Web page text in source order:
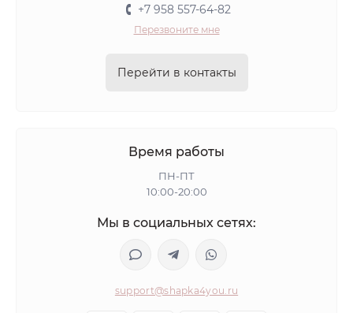
+7 958 557-64-82
Перезвоните мне
Перейти в контакты
Время работы
ПН-ПТ
10:00-20:00
Мы в социальных сетях:
support@shapka4you.ru